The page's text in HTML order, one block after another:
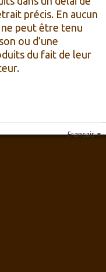
précis. En aucun
peut être tenu
ou d’une
du fait de leur
Français▼